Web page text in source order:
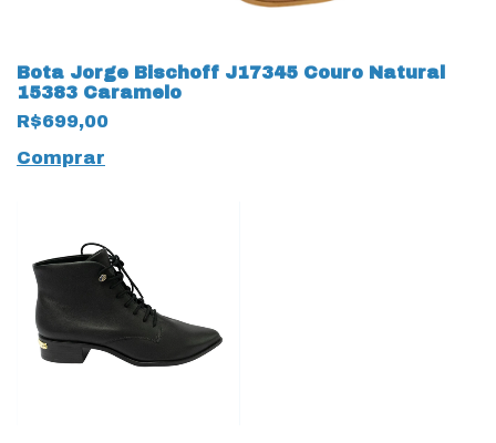
Bota Jorge Bischoff J17345 Couro Natural
15383 Caramelo
R$699,00
Comprar